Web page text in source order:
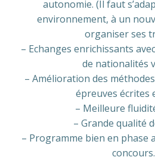
autonomie. (Il faut
environnement, à un
organiser ses
– Echanges enrichissants
de nationalités
– Amélioration des
épreuves écrites
– Meilleure
– Grande qualité
– Programme bien en phase
concours.